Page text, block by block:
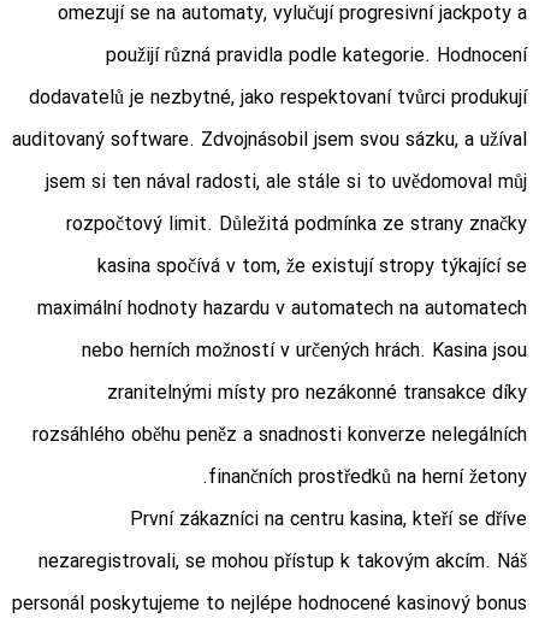
omezují se na automaty, vylučují progresivní jackpoty a
použijí různá pravidla podle kategorie. Hodnocení
dodavatelů je nezbytné, jako respektovaní tvůrci produkují
auditovaný software. Zdvojnásobil jsem svou sázku, a užíval
jsem si ten nával radosti, ale stále si to uvědomoval můj
rozpočtový limit. Důležitá podmínka ze strany značky
kasina spočívá v tom, že existují stropy týkající se
maximální hodnoty hazardu v automatech na automatech
nebo herních možností v určených hrách. Kasina jsou
zranitelnými místy pro nezákonné transakce díky
rozsáhlého oběhu peněz a snadnosti konverze nelegálních
finančních prostředků na herní žetony.
První zákazníci na centru kasina, kteří se dříve
nezaregistrovali, se mohou přístup k takovým akcím. Náš
personál poskytujeme to nejlépe hodnocené kasinový bonus